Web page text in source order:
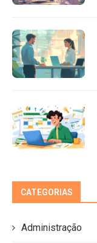
CATEGORIAS
Administração